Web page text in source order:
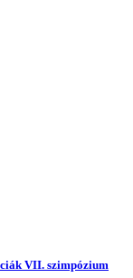
VII. szimpózium